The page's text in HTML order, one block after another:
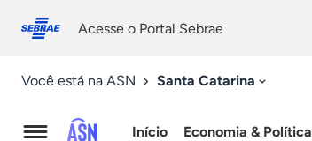
conosco
Acesse o Portal Sebrae
Você está na ASN Santa Catarina
Início Economia & Política